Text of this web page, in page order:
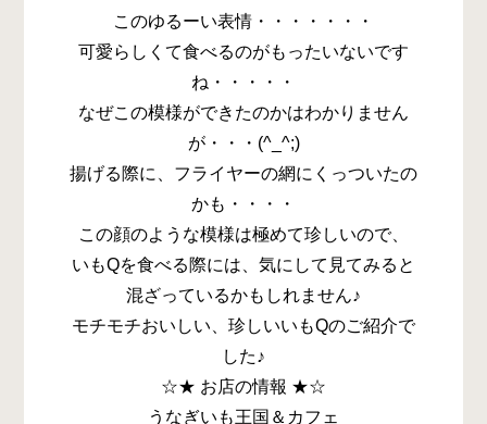
このゆるーい表情・・・・・・・
可愛らしくて食べるのがもったいないです
ね・・・・・
なぜこの模様ができたのかはわかりません
が・・・(^_^;)
揚げる際に、フライヤーの網にくっついたの
かも・・・・
この顔のような模様は極めて珍しいので、
いもQを食べる際には、気にして見てみると
混ざっているかもしれません♪
モチモチおいしい、珍しいいもQのご紹介で
した♪
☆★ お店の情報 ★☆
うなぎいも王国＆カフェ